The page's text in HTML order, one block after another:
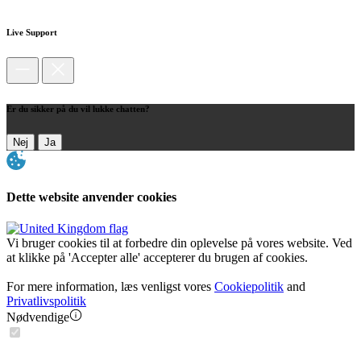
Live Support
Er du sikker på du vil lukke chatten?
Nej Ja
Dette website anvender cookies
Vi bruger cookies til at forbedre din oplevelse på vores website. Ved
at klikke på 'Accepter alle' accepterer du brugen af cookies.
For mere information, læs venligst vores Cookiepolitik and
Privatlivspolitik
Nødvendige